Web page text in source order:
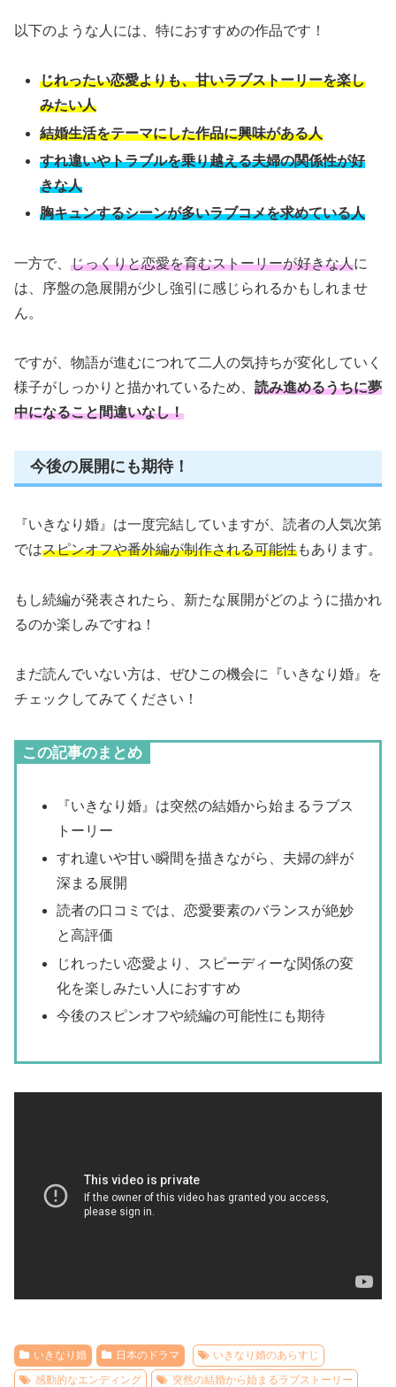
以下のような人には、特におすすめの作品です！
じれったい恋愛よりも、甘いラブストーリーを楽し
みたい人
結婚生活をテーマにした作品に興味がある人
すれ違いやトラブルを乗り越える夫婦の関係性が好
きな人
胸キュンするシーンが多いラブコメを求めている人
一方で、 じっくりと恋愛を育むストーリーが好きな人に
は、序盤の急展開が少し強引に感じられるかもしれませ
ん。
ですが、物語が進むにつれて二人の気持ちが変化していく
様子がしっかりと描かれているため、 読み進めるうちに夢
中になること間違いなし！
今後の展開にも期待！
『いきなり婚』は一度完結していますが、読者の人気次第
ではスピンオフや番外編が制作される可能性もあります。
もし続編が発表されたら、新たな展開がどのように描かれ
るのか楽しみですね！
まだ読んでいない方は、ぜひこの機会に『いきなり婚』を
チェックしてみてください！
この記事のまとめ
『いきなり婚』は突然の結婚から始まるラブス
トーリー
すれ違いや甘い瞬間を描きながら、夫婦の絆が
深まる展開
読者の口コミでは、恋愛要素のバランスが絶妙
と高評価
じれったい恋愛より、スピーディーな関係の変
化を楽しみたい人におすすめ
今後のスピンオフや続編の可能性にも期待
いきなり婚 日本のドラマ
いきなり婚のあらすじ
感動的なエンディング
突然の結婚から始まるラブストーリー